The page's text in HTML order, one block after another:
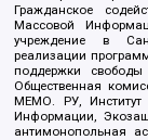
Гражданское
Массовой
учреждение в
реализации
поддержки
Общественная
МЕМО. РУ, Институт
Информации,
антимонопольная